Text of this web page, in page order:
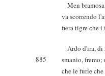
Men
va scorrendo
fiera tigre che i
Ardo d'ira, di
885
smanio,
che le furie